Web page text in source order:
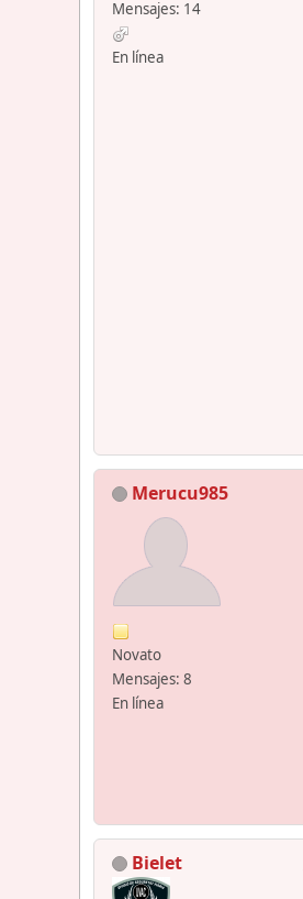
Mensajes: 14
En línea
Merucu985
Novato
Mensajes: 8
En línea
Bielet